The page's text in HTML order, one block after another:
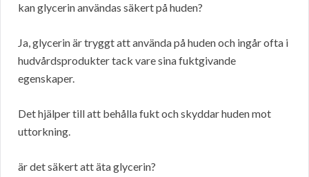
kan glycerin användas säkert på huden?
Ja, glycerin är tryggt att använda på huden och ingår ofta i
hudvårdsprodukter tack vare sina fuktgivande
egenskaper.
Det hjälper till att behålla fukt och skyddar huden mot
uttorkning.
är det säkert att äta glycerin?